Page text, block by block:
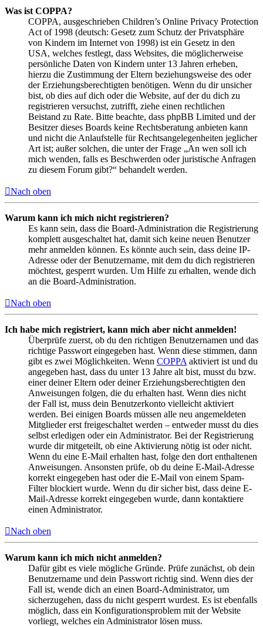
Was ist COPPA?
COPPA, ausgeschrieben Children’s Online Privacy Protection
Act of 1998 (deutsch: Gesetz zum Schutz der Privatsphäre
von Kindern im Internet von 1998) ist ein Gesetz in den
USA, welches festlegt, dass Websites, die möglicherweise
persönliche Daten von Kindern unter 13 Jahren erheben,
hierzu die Zustimmung der Eltern beziehungsweise des oder
der Erziehungsberechtigten benötigen. Wenn du dir unsicher
bist, ob dies auf dich oder die Website, auf der du dich zu
registrieren versuchst, zutrifft, ziehe einen rechtlichen
Beistand zu Rate. Bitte beachte, dass phpBB Limited und der
Besitzer dieses Boards keine Rechtsberatung anbieten kann
und nicht die Anlaufstelle für Rechtsangelegenheiten jeglicher
Art ist; außer solchen, die unter der Frage „An wen soll ich
mich wenden, falls es Beschwerden oder juristische Anfragen
zu diesem Forum gibt?“ behandelt werden.
Nach oben
Warum kann ich mich nicht registrieren?
Es kann sein, dass die Board-Administration die Registrierung
komplett ausgeschaltet hat, damit sich keine neuen Benutzer
mehr anmelden können. Es könnte auch sein, dass deine IP-
Adresse oder der Benutzername, mit dem du dich registrieren
möchtest, gesperrt wurden. Um Hilfe zu erhalten, wende dich
an die Board-Administration.
Nach oben
Ich habe mich registriert, kann mich aber nicht anmelden!
Überprüfe zuerst, ob du den richtigen Benutzernamen und das
richtige Passwort eingegeben hast. Wenn diese stimmen, dann
gibt es zwei Möglichkeiten. Wenn COPPA aktiviert ist und du
angegeben hast, dass du unter 13 Jahre alt bist, musst du bzw.
einer deiner Eltern oder deiner Erziehungsberechtigten den
Anweisungen folgen, die du erhalten hast. Wenn dies nicht
der Fall ist, muss dein Benutzerkonto vielleicht aktiviert
werden. Bei einigen Boards müssen alle neu angemeldeten
Mitglieder erst freigeschaltet werden – entweder musst du dies
selbst erledigen oder ein Administrator. Bei der Registrierung
wurde dir mitgeteilt, ob eine Aktivierung nötig ist oder nicht.
Wenn du eine E-Mail erhalten hast, folge den dort enthaltenen
Anweisungen. Ansonsten prüfe, ob du deine E-Mail-Adresse
korrekt eingegeben hast oder die E-Mail von einem Spam-
Filter blockiert wurde. Wenn du dir sicher bist, dass deine E-
Mail-Adresse korrekt eingegeben wurde, dann kontaktiere
einen Administrator.
Nach oben
Warum kann ich mich nicht anmelden?
Dafür gibt es viele mögliche Gründe. Prüfe zunächst, ob dein
Benutzername und dein Passwort richtig sind. Wenn dies der
Fall ist, wende dich an einen Board-Administrator, um
sicherzugehen, dass du nicht gesperrt wurdest. Es ist ebenfalls
möglich, dass ein Konfigurationsproblem mit der Website
vorliegt, welches ein Administrator lösen muss.